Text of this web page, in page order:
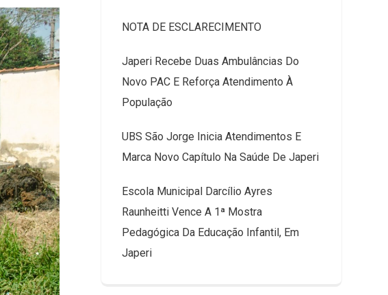
NOTA DE ESCLARECIMENTO
Japeri Recebe Duas Ambulâncias Do
Novo PAC E Reforça Atendimento À
População
UBS São Jorge Inicia Atendimentos E
Marca Novo Capítulo Na Saúde De Japeri
Escola Municipal Darcílio Ayres
Raunheitti Vence A 1ª Mostra
Pedagógica Da Educação Infantil, Em
Japeri